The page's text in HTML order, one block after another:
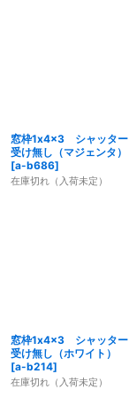
窓枠1x4x3 シャッター
受け無し（マジェンタ）
[a-b686]
在庫切れ（入荷未定）
窓枠1x4x3 シャッター
受け無し（ホワイト）
[a-b214]
在庫切れ（入荷未定）